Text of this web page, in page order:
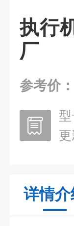
执行
厂
参考价：
型
更
详情介